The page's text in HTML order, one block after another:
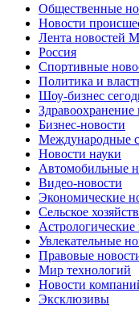
Общественные
Новости
Лента новостей
Россия
Спортивные
Политика и
Шоу-бизнес
Бизнес-новости
Международные
Новости науки
Автомобильные
Видео-новости
Экономические
Сельское
Увлекательные
Правовые
Мир технологий
Новости
Эксклюзивы